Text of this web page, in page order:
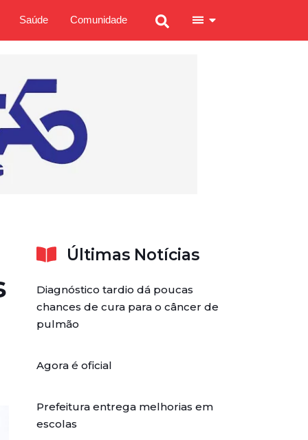
Saúde Comunidade
Últimas Notícias
Diagnóstico tardio dá poucas
chances de cura para o câncer de
pulmão
Agora é oficial
Prefeitura entrega melhorias em
escolas